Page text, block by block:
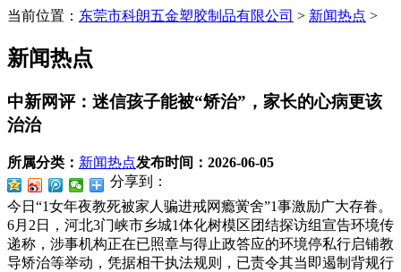
当前位置： 东莞市科朗五金塑胶制品有限公司 > 新闻热点 >
新闻热点
中新网评：迷信孩子能被“矫治”，家长的心病更该
治治
所属分类： 新闻热点发布时间： 2026-06-05
分享到：
今日“1女年夜教死被家人骗进戒网瘾黉舍”1事激励广大存眷。
6月2日，河北3门峡市乡城1体化树模区团结探访组宣告环境传
递称，涉事机构正在已照章与得止政答应的环境停私行启铺教
导矫治等举动，凭据相干执法规则，已责令其当即遏制背规行